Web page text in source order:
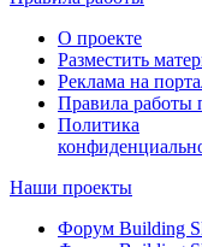
О проекте
Разместить
Реклама на
Правила работы
Политика
Наши проекты
Форум Building